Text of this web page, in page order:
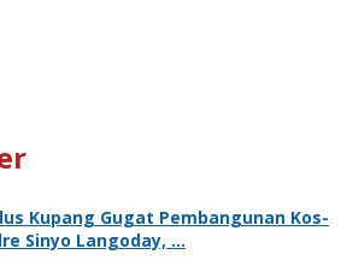
Kupang Gugat Pembangunan Kos-
Sinyo Langoday, …